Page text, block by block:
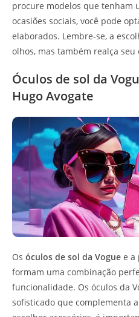
procure modelos que tenham
ocasiões sociais, você pode
elaborados. Lembre-se, a
olhos, mas também realça seu
Óculos de sol da
Hugo Avogate
Os óculos de sol da Vogue e a
formam uma combinação
funcionalidade. Os óculos da
sofisticado que complementa